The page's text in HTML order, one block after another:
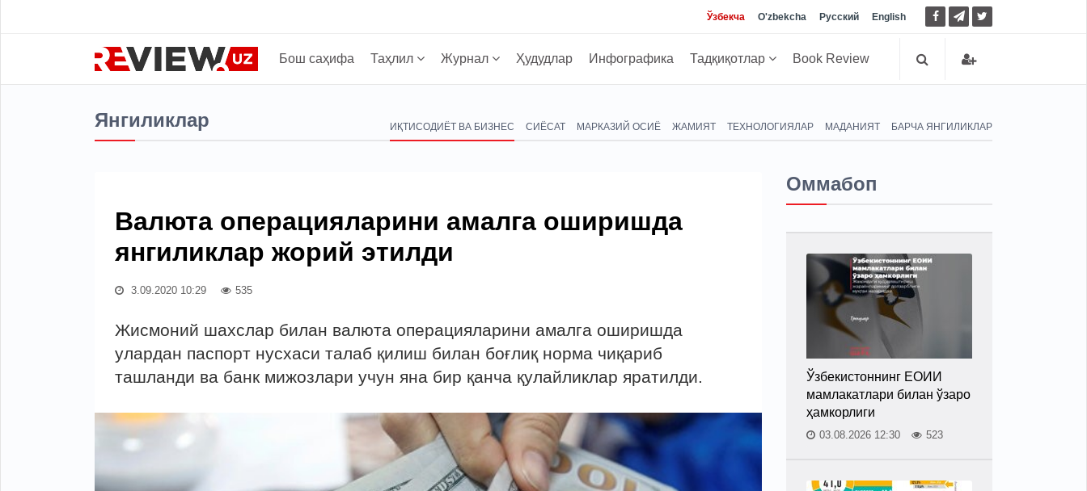
Ўзбекча O'zbekcha Русский English
Бош саҳифа Таҳлил Журнал Ҳудудлар Инфографика Тадқиқотлар Book Review
Янгиликлар ИҚТИСОДИЁТ ВА БИЗНЕС СИЁСАТ МАРКАЗИЙ ОСИЁ ЖАМИЯТ ТЕХНОЛОГИЯЛАР МАДАНИЯТ БАРЧА ЯНГИЛИКЛАР
Валюта операцияларини амалга оширишда
янгиликлар жорий этилди
3.09.2020 10:29 535
Жисмоний шахслар билан валюта операцияларини амалга оширишда
улардан паспорт нусхаси талаб қилиш билан боғлиқ норма чиқариб
ташланди ва банк мижозлари учун яна бир қанча қулайликлар яратилди.
Оммабоп
Ўзбекистоннинг ЕОИИ
мамлакатлари билан ўзаро
ҳамкорлиги
03.08.2026 12:30 523